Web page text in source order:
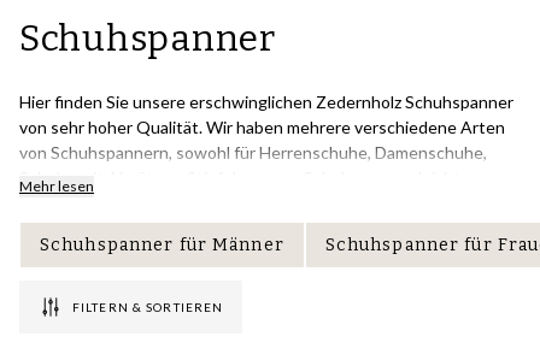
Schuhspanner
Hier finden Sie unsere erschwinglichen Zedernholz Schuhspanner
von sehr hoher Qualität. Wir haben mehrere verschiedene Arten
von Schuhspannern, sowohl für Herrenschuhe, Damenschuhe,
Schuhe mit Absätzen, Stiefelspanner, Schuhspanner, leichte
können mit einer Gravur personalisiert werden, ein perfektes
Geschenk für jemanden in der Nähe. Kontaktieren Sie uns unter
Mehr lesen
Schuhspanner für Männer Schuhspanner für
FILTERN & SORTIEREN